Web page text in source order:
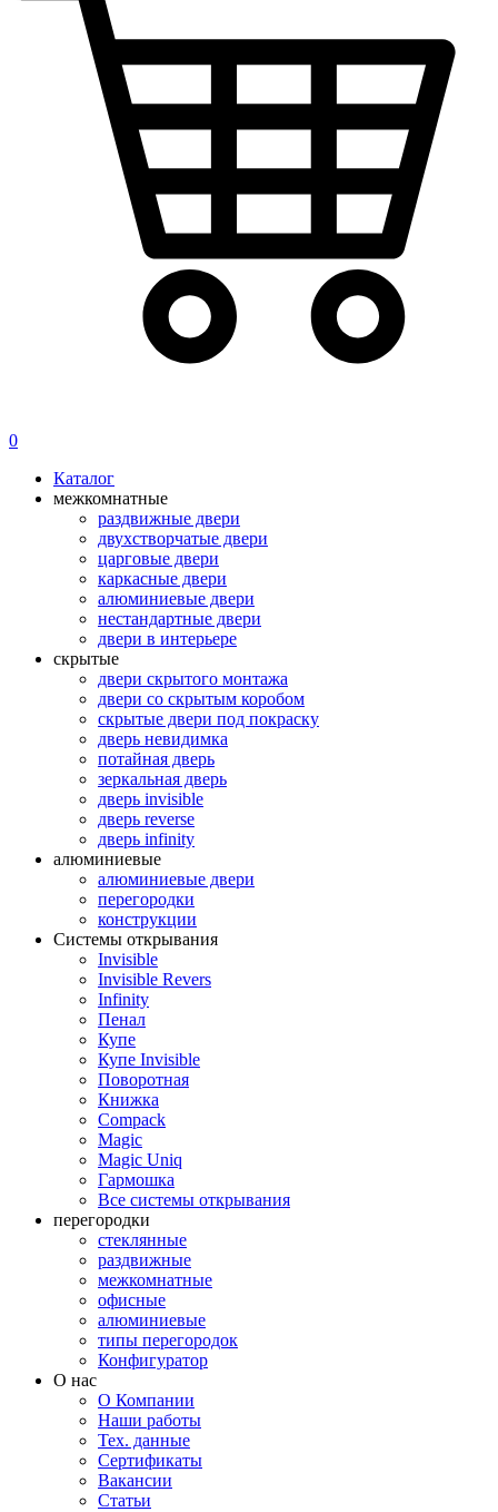
0
Каталог
межкомнатные
раздвижные двери
двухстворчатые двери
царговые двери
каркасные двери
алюминиевые двери
нестандартные двери
двери в интерьере
скрытые
двери скрытого монтажа
двери со скрытым коробом
скрытые двери под покраску
дверь невидимка
потайная дверь
зеркальная дверь
дверь invisible
дверь reverse
дверь infinity
алюминиевые
алюминиевые двери
перегородки
конструкции
Системы открывания
Invisible
Invisible Revers
Infinity
Пенал
Купе
Купе Invisible
Поворотная
Книжка
Compack
Magic
Magic Uniq
Гармошка
Все системы открывания
перегородки
стеклянные
раздвижные
межкомнатные
офисные
алюминиевые
типы перегородок
Конфигуратор
О нас
О Компании
Наши работы
Тех. данные
Сертификаты
Вакансии
Статьи